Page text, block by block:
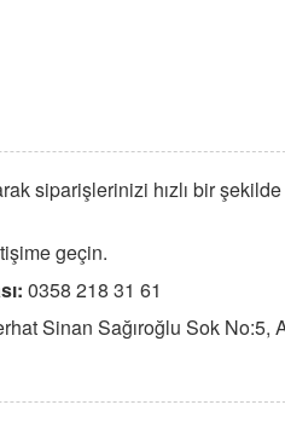
siparişlerinizi hızlı bir
geçin.
0358 218 31 61
Sinan Sağıroğlu Sok No:5,